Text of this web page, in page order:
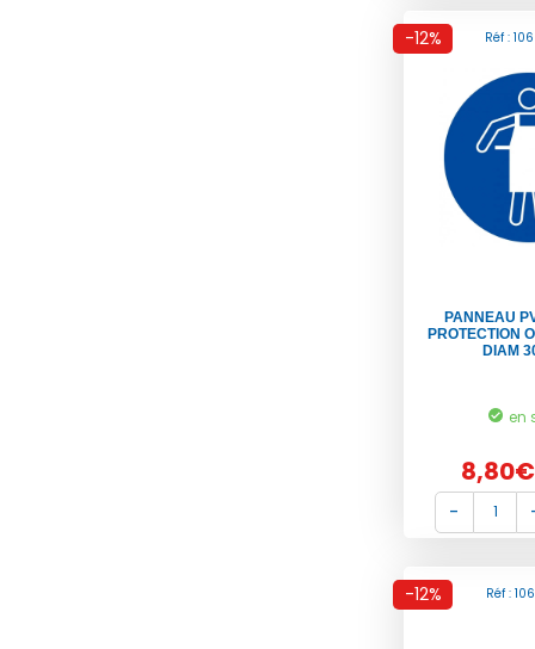
-12% Réf :
PANNEAU
PROTECTION
DIAM
en
8,80€
-12% Réf :